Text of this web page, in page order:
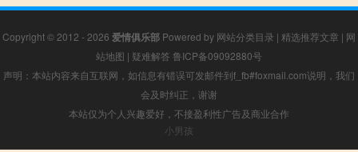
Copyright © 2012 - 2026 爱情俱乐部 Powered by 网站分类目录 | 精选推荐文章 | 网
站地图 | 疑难解答 鲁ICP备09092880号
声明：本站内容来自互联网，如信息有错误可发邮件到f_fb#foxmail.com说明，我们
会及时纠正，谢谢
本站仅为个人兴趣爱好，不接盈利性广告及商业合作
小男孩